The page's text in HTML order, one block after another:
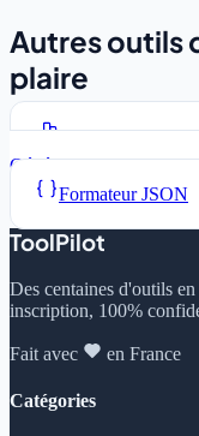
Autres outils
plaire
Compteur de mots
Générateur Lorem Ipsum
Formateur JSON
ToolPilot
Des centaines d'outils
inscription, 100%
Fait avec en France
Catégories